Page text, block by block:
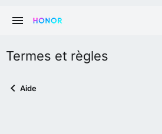
Termes et règles
Aide